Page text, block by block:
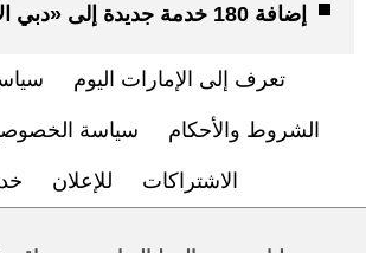
إضافة 180 خدمة جديدة إلى «دبي الآن» في 2027
تعرف إلى الإمارات اليوم
الشروط والأحكام سياسة
الاشتراكات للإعلان